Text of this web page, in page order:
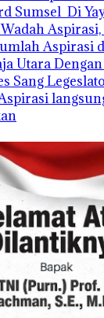
Sumsel Di
Aspirasi
Utara
Sang